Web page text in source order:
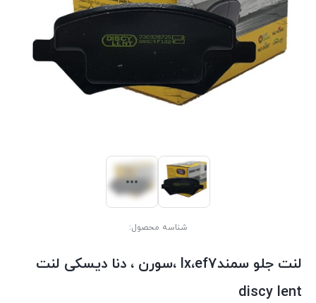
شناسه محصول:
لنت جلو سمندlx،ef7 ،سورن ، دنا دیسکی لنت
discy lent